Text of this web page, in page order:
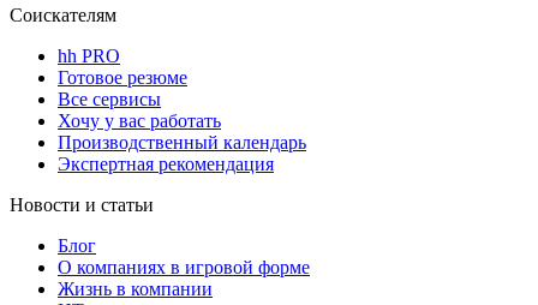
Соискателям
hh PRO
Готовое резюме
Все сервисы
Хочу у вас работать
Производственный календарь
Экспертная рекомендация
Новости и статьи
Блог
О компаниях в игровой форме
Жизнь в компании